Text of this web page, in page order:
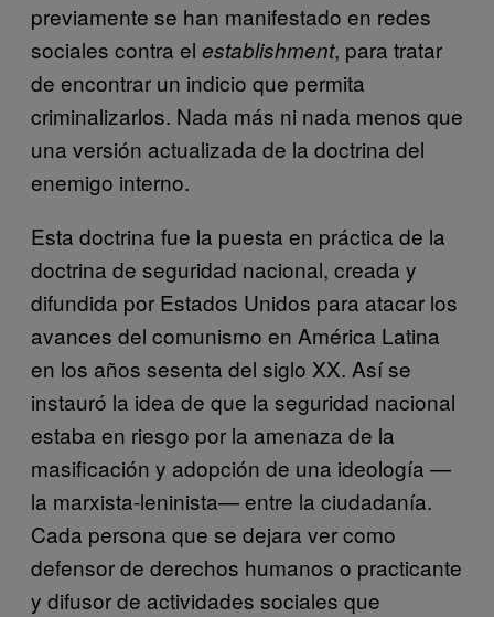
previamente se han manifestado en redes
sociales contra el establishment, para tratar
de encontrar un indicio que permita
criminalizarlos. Nada más ni nada menos que
una versión actualizada de la doctrina del
enemigo interno.
Esta doctrina fue la puesta en práctica de la
doctrina de seguridad nacional, creada y
difundida por Estados Unidos para atacar los
avances del comunismo en América Latina
en los años sesenta del siglo XX. Así se
instauró la idea de que la seguridad nacional
estaba en riesgo por la amenaza de la
masificación y adopción de una ideología —
la marxista-leninista— entre la ciudadanía.
Cada persona que se dejara ver como
defensor de derechos humanos o practicante
y difusor de actividades sociales que